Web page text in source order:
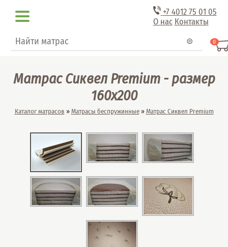
+7 401275 01 05
О нас Контакты
Форма поиска
Поиск 0
Матрас Сиквел Premium - размер
160x200
Вы здесь
Каталог матрасов » Матрасы беспружинные» Матрас Сиквел Premium